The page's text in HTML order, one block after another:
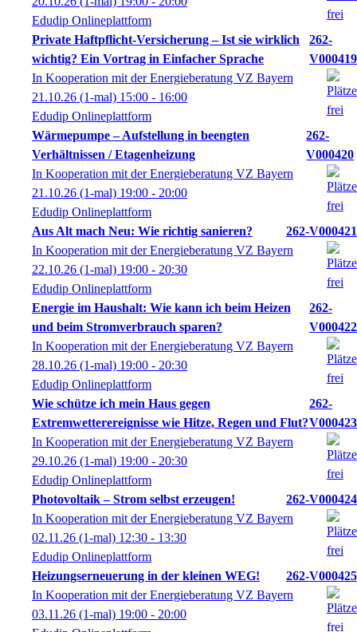
Edudip Onlineplattform
Private Haftpflicht-Versicherung – Ist sie wirklich
wichtig? Ein Vortrag in Einfacher Sprache
262-
V000419
In Kooperation mit der Energieberatung VZ Bayern
21.10.26 (1-mal) 15:00 - 16:00
Edudip Onlineplattform
Wärmepumpe – Aufstellung in beengten
Verhältnissen / Etagenheizung
262-
V000420
In Kooperation mit der Energieberatung VZ Bayern
21.10.26 (1-mal) 19:00 - 20:00
Edudip Onlineplattform
Aus Alt mach Neu: Wie richtig sanieren?
262-V000421
In Kooperation mit der Energieberatung VZ Bayern
22.10.26 (1-mal) 19:00 - 20:30
Edudip Onlineplattform
Energie im Haushalt: Wie kann ich beim Heizen
und beim Stromverbrauch sparen?
262-
V000422
In Kooperation mit der Energieberatung VZ Bayern
28.10.26 (1-mal) 19:00 - 20:30
Edudip Onlineplattform
Wie schütze ich mein Haus gegen
Extremwetterereignisse wie Hitze, Regen und Flut?
262-
V000423
In Kooperation mit der Energieberatung VZ Bayern
29.10.26 (1-mal) 19:00 - 20:30
Edudip Onlineplattform
Photovoltaik – Strom selbst erzeugen!
262-V000424
In Kooperation mit der Energieberatung VZ Bayern
02.11.26 (1-mal) 12:30 - 13:30
Edudip Onlineplattform
Heizungserneuerung in der kleinen WEG!
262-V000425
In Kooperation mit der Energieberatung VZ Bayern
03.11.26 (1-mal) 19:00 - 20:00